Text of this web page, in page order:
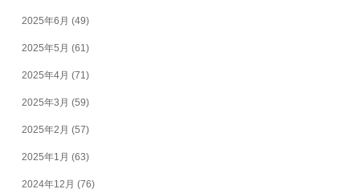
2025年6月 (49)
2025年5月 (61)
2025年4月 (71)
2025年3月 (59)
2025年2月 (57)
2025年1月 (63)
2024年12月 (76)